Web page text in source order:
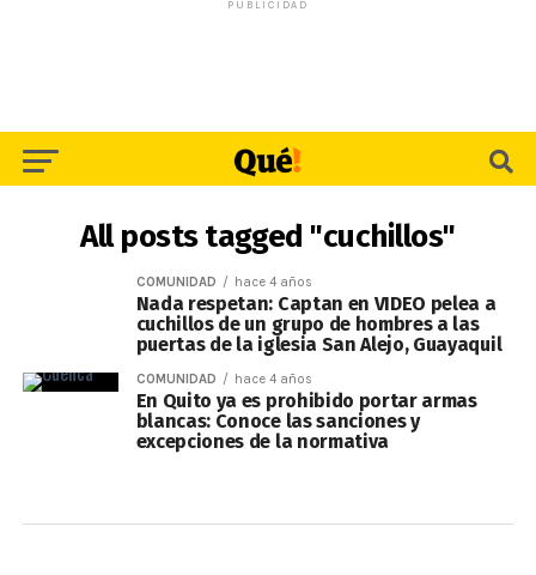
PUBLICIDAD
All posts tagged "cuchillos"
COMUNIDAD hace 4 años
Nada respetan: Captan en VIDEO pelea a
cuchillos de un grupo de hombres a las
puertas de la iglesia San Alejo, Guayaquil
COMUNIDAD hace 4 años
En Quito ya es prohibido portar armas
blancas: Conoce las sanciones y
excepciones de la normativa